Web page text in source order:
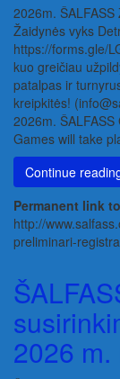
2026m.
Žaidynės vyks
https://forms.gle/
kuo greičiau
patalpas ir
kreipkitės!
2026m.
Games will take
Continue
Permanent link
http://
preliminari-
2026